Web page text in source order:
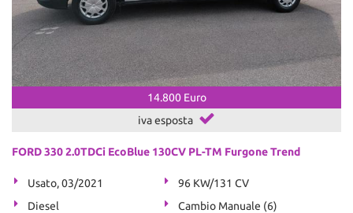
14.800 Euro
iva esposta
FORD 330 2.0TDCi EcoBlue 130CV PL-TM Furgone Trend
Usato, 03/2021
96 KW/131 CV
Diesel
Cambio Manuale (6)